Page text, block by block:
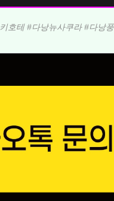
호테 #다낭뉴사쿠라 #다낭